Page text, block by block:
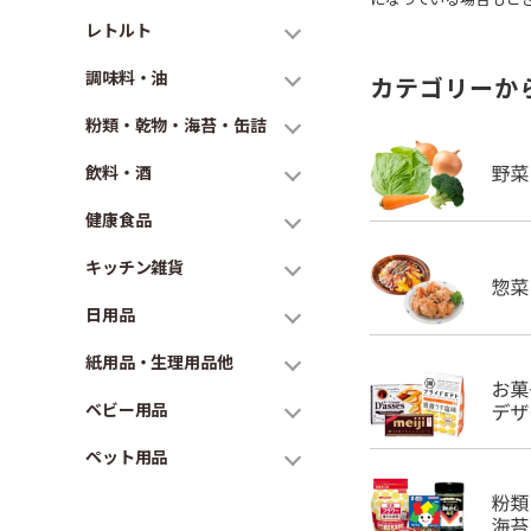
レトルト
調味料・油
粉類・乾物・海苔・缶詰
飲料・酒
健康食品
キッチン雑貨
日用品
紙用品・生理用品他
ベビー用品
ペット用品
カテゴリーか